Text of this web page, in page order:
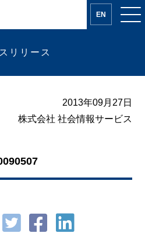
EN
リリース
2013年09月27日
株式会社 社会情報サービス